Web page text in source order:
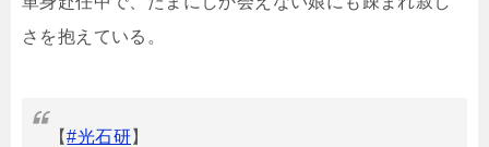
さを抱えている。
【#光石研】